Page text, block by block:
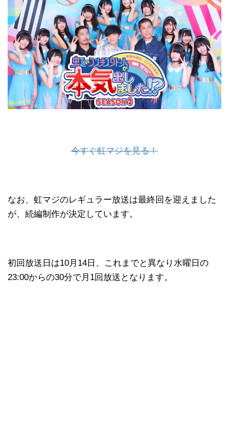
今すぐ虹マジを見る！
なお、虹マジのレギュラー放送は最終回を迎えました
が、続編制作が決定しています。
初回放送日は10月14日、これまでと異なり水曜日の
23:00からの30分で月1回放送となります。